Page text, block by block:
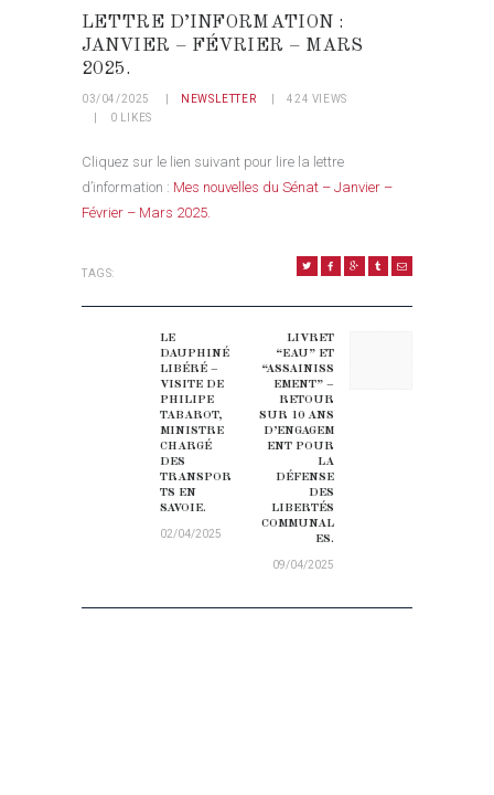
LETTRE D’INFORMATION :
JANVIER – FÉVRIER – MARS
2025.
03/04/2025 NEWSLETTER 424 VIEWS
0
LIKES
Cliquez sur le lien suivant pour lire la lettre
d’information : Mes nouvelles du Sénat – Janvier –
Février – Mars 2025.
TAGS:
Previous post:
LE
DAUPHINÉ
LIBÉRÉ –
VISITE DE
PHILIPE
TABAROT,
MINISTRE
CHARGÉ
DES
TRANSPOR
TS EN
SAVOIE.
02/04/2025
LIVRET
“EAU” ET
“ASSAINISS
EMENT” –
RETOUR
SUR 10 ANS
D’ENGAGEM
ENT POUR
LA
DÉFENSE
DES
LIBERTÉS
COMMUNAL
ES.
09/04/2025